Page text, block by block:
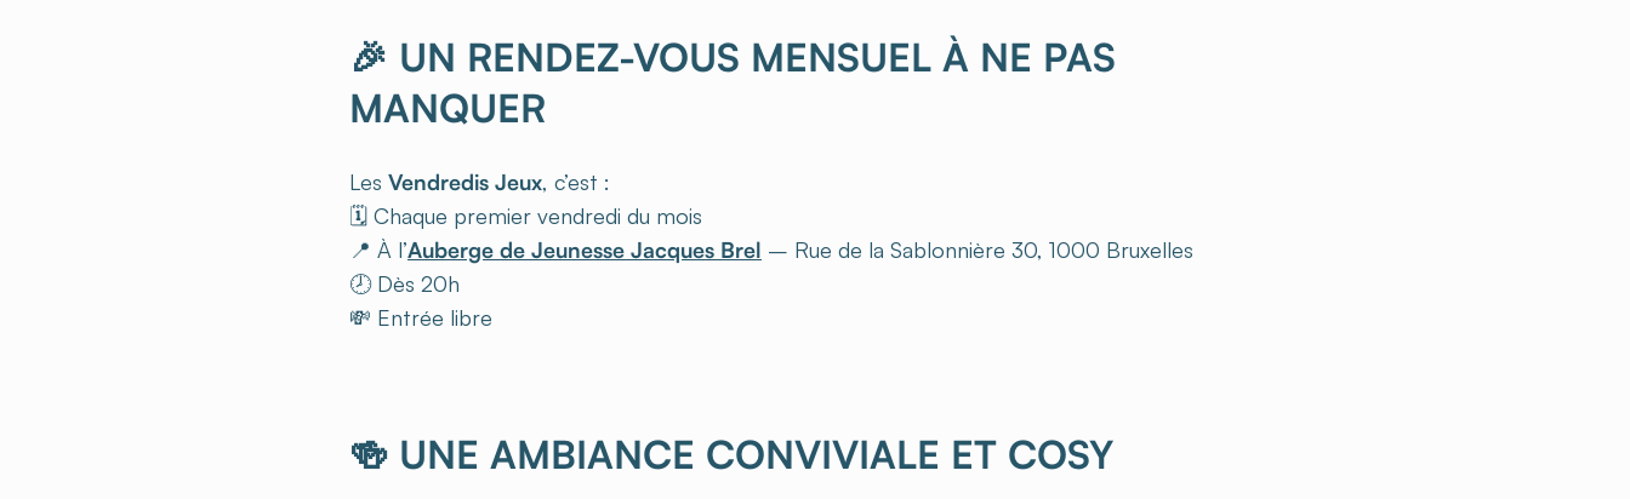
🎉 UN RENDEZ-VOUS MENSUEL À NE PAS
MANQUER
Les Vendredis Jeux, c’est :
🗓️ Chaque premier vendredi du mois
📍 À l’Auberge de Jeunesse Jacques Brel – Rue de la Sablonnière 30, 1000 Bruxelles
🕗 Dès 20h
💸 Entrée libre
🍻 UNE AMBIANCE CONVIVIALE ET COSY